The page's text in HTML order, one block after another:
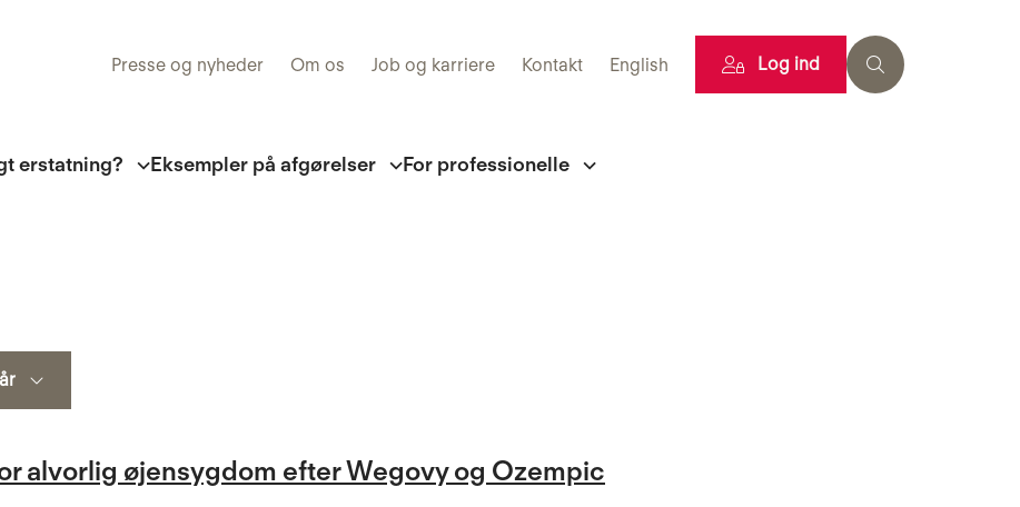
Presse og nyheder Om os Job og karriere Kontakt English Log ind
erstatning? Eksempler på afgørelser For professionelle
alvorlig øjensygdom efter Wegovy og Ozempic